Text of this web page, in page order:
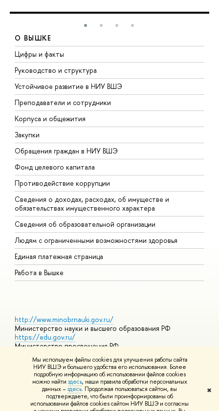
Мы используем файлы cookies для улучшения работы сайта
НИУ ВШЭ и большего удобства его использования. Более
подробную информацию об использовании файлов cookies
можно найти здесь, наши правила обработки персональных
данных –здесь. Продолжая пользоваться сайтом, вы
подтверждаете, что были проинформированы об
использовании файлов cookies сайтом НИУ ВШЭ и согласны
✖
О ВЫШКЕ
Цифры и факты
Руководство и структура
Устойчивое развитие в НИУ ВШЭ
Преподаватели и сотрудники
Корпуса и общежития
Закупки
Обращения граждан в НИУ ВШЭ
Фонд целевого капитала
Противодействие коррупции
Сведения о доходах, расходах, об имуществе и
обязательствах имущественного характера
Сведения об образовательной организации
Людям с ограниченными возможностями здоровья
Единая платежная страница
Работа в Вышке
http://www.minobrnauki.gov.ru/
Министерство науки и высшего образования РФ
https://edu.gov.ru/
Министерство просвещения РФ
Массовые открытые онлайн-курсы
© НИУ ВШЭ 1993–2026 Адреса и контактыУсловия
использования материалов Политика конфиденциальности